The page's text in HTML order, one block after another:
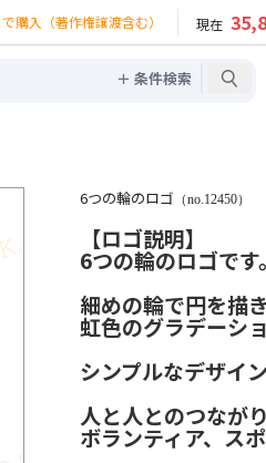
で購入（著作権譲渡含む） 現在
＋ 条件検索
6つの輪のロゴ （no.12450）
【ロゴ説明】
6つの輪のロゴです。
細めの輪で円を描き
虹色のグラデーシ
シンプルなデザイ
人と人とのつなが
ボランティア、ス